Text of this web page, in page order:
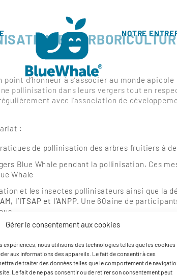
Gérer le consentement aux cookies
expériences, nous utilisons des technologies telles que les cookies
aux informations des appareils. Le fait de consentir à ces
de traiter des données telles que le comportement de
Le fait de ne pas consentir ou de retirer son consentement peut
NOTRE
EN
point d’honneur à s’associer au monde
pollinisation dans leurs vergers tout en
avec l’association de
:
de pollinisation des arbres fruitiers à
Blue Whale pendant la pollinisation. Ces
Whale
et les insectes pollinisateurs ainsi que la
l’ITSAP et l’ANPP. Une 60aine de
nombre de choses ici sur l’exploitation »